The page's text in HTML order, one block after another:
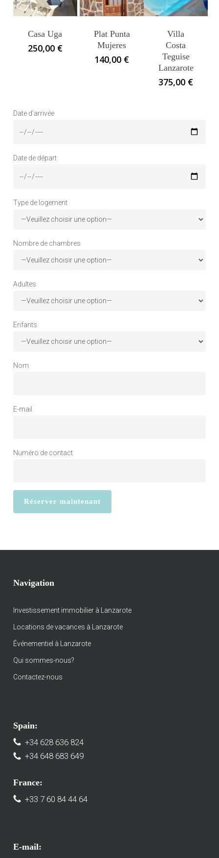
Casa Uga
250,00 €
Plat Punta
Mujeres
140,00 €
Villa
Costa
Teguise
Lanzarote
375,00 €
Date d’arrivée
Date de départ
Type de logement
Nombre de chambres
Adultes
Enfants
Nom
E-mail
Numéro de contact
Navigation
Investissement immobilier à Lanzarote
Locations de vacances à Lanzarote
Événementiel à Lanzarote
Qui sommes-nous?
Contactez-nous
Spain:
+34 628 636 824
+34 648 683 649
France:
+33 7 60 84 44 64
E-mail: